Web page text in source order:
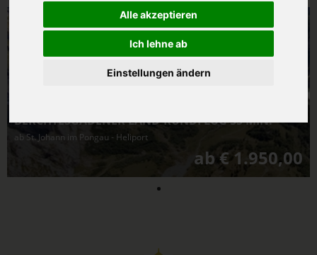
Alle akzeptieren
Ich lehne ab
Einstellungen ändern
BERCHTESGADENER LAND-RUNDFLUG 35 MIN.
ab St. Johann im Pongau - Heliport
ab € 1.950,00